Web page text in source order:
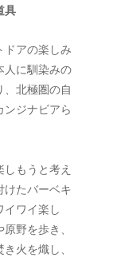
具
ドアの楽しみ
人に馴染みの
北極圏の自
ジナビアら
もうと考え
たバーベキ
イワイ楽し
野を歩き、
火を熾し、